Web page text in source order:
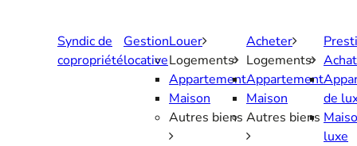
Syndic de
copropriété
Gestion
locative
Louer
Logements
Appartement
Maison
Autres biens
Acheter
Logements
Appartement
Maison
Autres biens
Achat
de
luxe